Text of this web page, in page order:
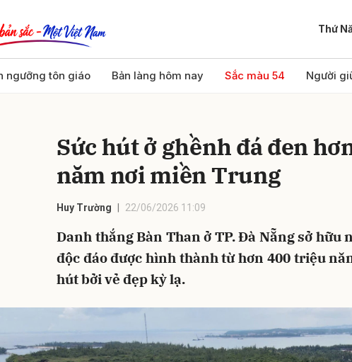
Thứ
ngưỡng tôn giáo Bản làng hôm nay Sắc màu 54 Người
Sức hút ở ghềnh đá đen
năm nơi miền Trung
Huy Trường 22/06/2026 11:09
Danh thắng Bàn Than ở TP. Đà Nẵng sở hữu
độc đáo được hình thành từ hơn 400 triệu
hút bởi vẻ đẹp kỳ lạ.
Gửi bình luận